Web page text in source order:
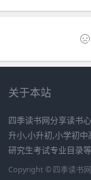
关于本站
四季读书网分享读书
升小,小升初,小学初
研究生考试专业目录等
Copyright © 四季读书网